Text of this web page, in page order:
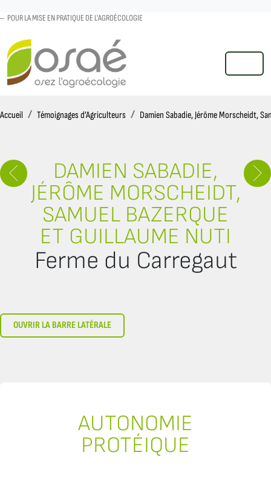
POUR LA MISE EN PRATIQUE DE L'AGROÉCOLOGIE
MENU
Accueil AccueilTémoignages d’Agriculteurs Damien Sabadie, Jérôme Morscheidt,
DAMIEN SABADIE,
JÉRÔME MORSCHEIDT,
SAMUEL BAZERQUE
ET GUILLAUME NUTI
Ferme du Carregaut
OUVRIR LA BARRE LATÉRALE
AUTONOMIE
PROTÉIQUE